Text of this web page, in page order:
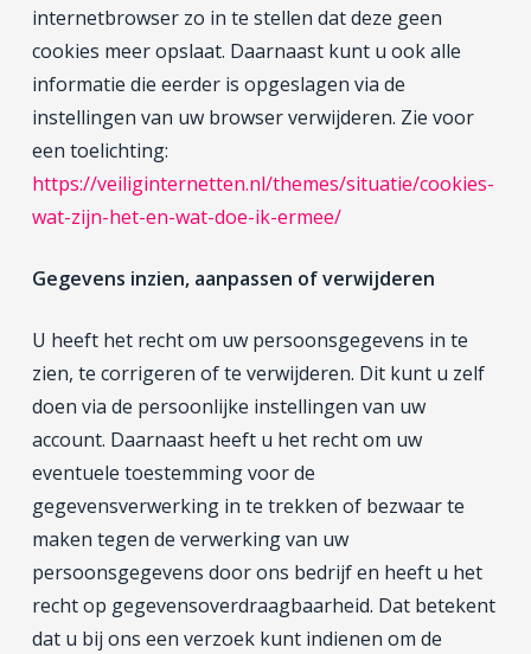
internetbrowser zo in te stellen dat deze geen
cookies meer opslaat. Daarnaast kunt u ook alle
informatie die eerder is opgeslagen via de
instellingen van uw browser verwijderen. Zie voor
een toelichting:
https://veiliginternetten.nl/themes/situatie/cookies-
wat-zijn-het-en-wat-doe-ik-ermee/
Gegevens inzien, aanpassen of verwijderen
U heeft het recht om uw persoonsgegevens in te
zien, te corrigeren of te verwijderen. Dit kunt u zelf
doen via de persoonlijke instellingen van uw
account. Daarnaast heeft u het recht om uw
eventuele toestemming voor de
gegevensverwerking in te trekken of bezwaar te
maken tegen de verwerking van uw
persoonsgegevens door ons bedrijf en heeft u het
recht op gegevensoverdraagbaarheid. Dat betekent
dat u bij ons een verzoek kunt indienen om de